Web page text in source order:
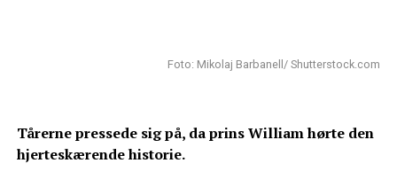
Foto: Mikolaj Barbanell/ Shutterstock.com
Tårerne pressede sig på, da prins William hørte den
hjerteskærende historie.